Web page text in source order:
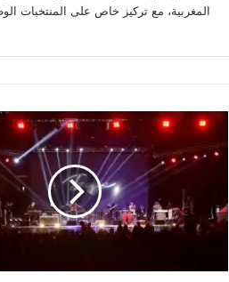
المغربية، مع تركيز خاص على المنتخبات
مهرجان
سكينة
يشعلان
أجواء
البيضاء